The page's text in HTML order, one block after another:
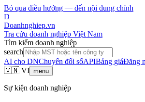
Bỏ qua điều hướng — đến nội dung chính
D
Doanhnghiep.vn
Tra cứu doanh nghiệp Việt Nam
Tìm kiếm doanh nghiệp
search
AI cho DNChuyển đổi sốAPIBảng giáĐăng
🇻🇳 VI menu
Sự kiện doanh nghiệp